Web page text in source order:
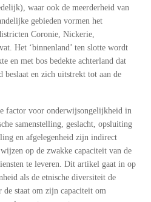
waar ook de meerderheid van
gebieden vormen het
Coronie, Nickerie,
Het ‘binnenland’ ten slotte wordt
en met bos bedekte achterland dat
beslaat en zich uitstrekt tot aan de
factor voor onderwijsongelijkheid in
samenstelling, geslacht, opsluiting
en afgelegenheid zijn indirect
op de zwakke capaciteit van de
te leveren. Dit artikel gaat in op
als de etnische diversiteit de
staat om zijn capaciteit om